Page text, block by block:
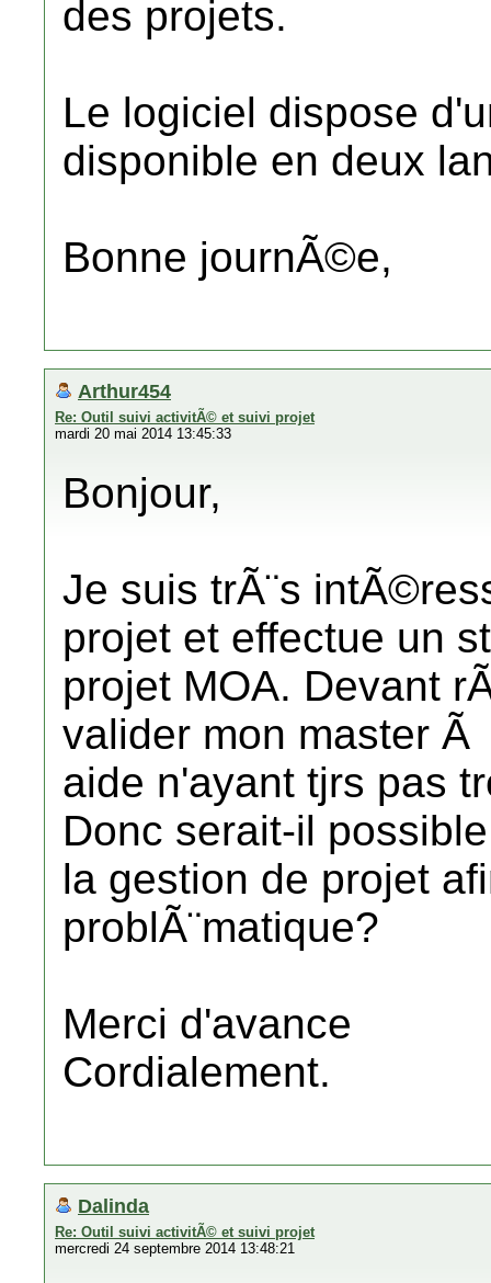
des projets.
Le logiciel dispose
disponible en deux
Bonne journÃ©e,
Arthur454
Re: Outil suivi activitÃ© et suivi projet
mardi 20 mai 2014 13:45:33
Bonjour,
Je suis trÃ¨s
projet et effectue un
projet MOA. Devant
valider mon master
aide n'ayant tjrs pas
Donc serait-il
la gestion de projet
problÃ¨matique?
Merci d'avance
Cordialement.
Dalinda
Re: Outil suivi activitÃ© et suivi projet
mercredi 24 septembre 2014 13:48:21